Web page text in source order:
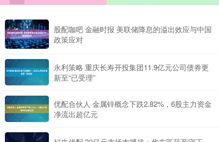
股配咖吧 金融时报 美联储降息的溢出效应与中国
政策应对
永利策略 重庆长寿开投集团11.9亿元公司债券更
新至“已受理”
优配合伙人 金属锌概念下跌2.82%，6股主力资金
净流出超亿元